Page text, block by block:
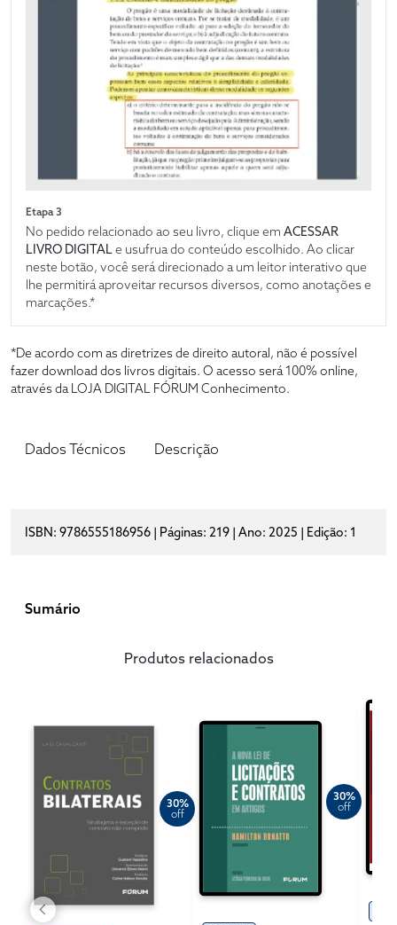
Etapa 3
No pedido relacionado ao seu livro, clique em ACESSAR
LIVRO DIGITALe usufrua do conteúdo escolhido. Ao clicar
neste botão, você será direcionado a um leitor interativo que
lhe permitirá aproveitar recursos diversos, como anotações e
marcações.*
*De acordo com as diretrizes de direito autoral, não é possível
fazer download dos livros digitais. O acesso será 100% online,
através da LOJA DIGITAL FÓRUM Conhecimento.
Dados Técnicos Descrição
ISBN: 9786555186956 | Páginas: 219 | Ano: 2025 | Edição: 1
Sumário
Produtos relacionados
30%
off
30%
off